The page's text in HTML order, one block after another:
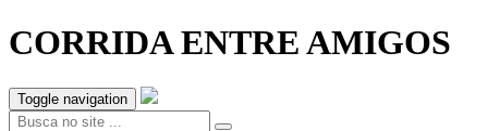
CORRIDA ENTRE AMIGOS
Toggle navigation